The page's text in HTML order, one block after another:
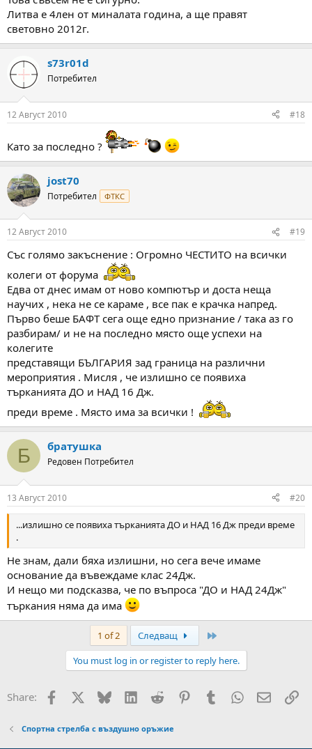
Литва е 4лен от миналата година, а ще правят
световно 2012г.
s73r01d
Потребител
12 Август 2010 #18
Като за последно ?
jost70
Потребител ФТКС
12 Август 2010 #19
Със голямо закъснение : Огромно ЧЕСТИТО на всички
колеги от форума
Едва от днес имам от ново компютър и доста неща
научих , нека не се караме , все пак е крачка напред.
Първо беше БАФТ сега още едно признание / така аз го
разбирам/ и не на последно място още успехи на
колегите
представящи БЪЛГАРИЯ зад граница на различни
мероприятия . Мисля , че излишно се появиха
търканията ДО и НАД 16 Дж.
преди време . Място има за всички !
Б братушка
Редовен Потребител
13 Август 2010 #20
...излишно се появиха търканията ДО и НАД 16 Дж преди време
.
Не знам, дали бяха излишни, но сега вече имаме
основание да въвеждаме клас 24Дж.
И нещо ми подсказва, че по въпроса "ДО и НАД 24Дж"
търкания няма да има
1 of 2 Следващ
You must log in or register to reply here.
Share: Facebook Bluesky LinkedInReddit PinterestTumblrWhatsApp
Email
Спортна стрелба с въздушно оръжие